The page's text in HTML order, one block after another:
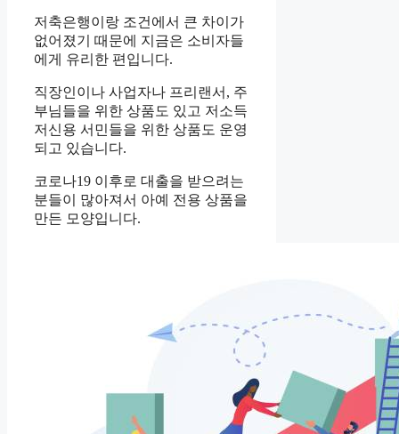
저축은행이랑 조건에서 큰 차이가
없어졌기 때문에 지금은 소비자들
에게 유리한 편입니다.
직장인이나 사업자나 프리랜서, 주
부님들을 위한 상품도 있고 저소득
저신용 서민들을 위한 상품도 운영
되고 있습니다.
코로나19 이후로 대출을 받으려는
분들이 많아져서 아예 전용 상품을
만든 모양입니다.